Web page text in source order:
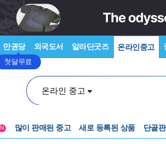
만권당
첫달무료
외국도서 알라딘굿즈 온라인중고
온라인 중고
N 많이 판매된 중고 새로 등록된 상품 단골